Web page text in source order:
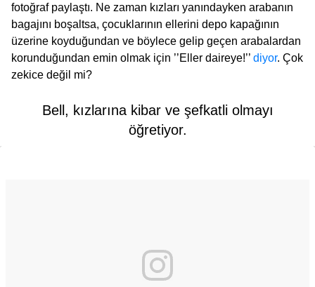
fotoğraf paylaştı. Ne zaman kızları yanındayken arabanın
bagajını boşaltsa, çocuklarının ellerini depo kapağının
üzerine koyduğundan ve böylece gelip geçen arabalardan
korunduğundan emin olmak için ’’Eller daireye!’’ diyor. Çok
zekice değil mi?
Bell, kızlarına kibar ve şefkatli olmayı
öğretiyor.